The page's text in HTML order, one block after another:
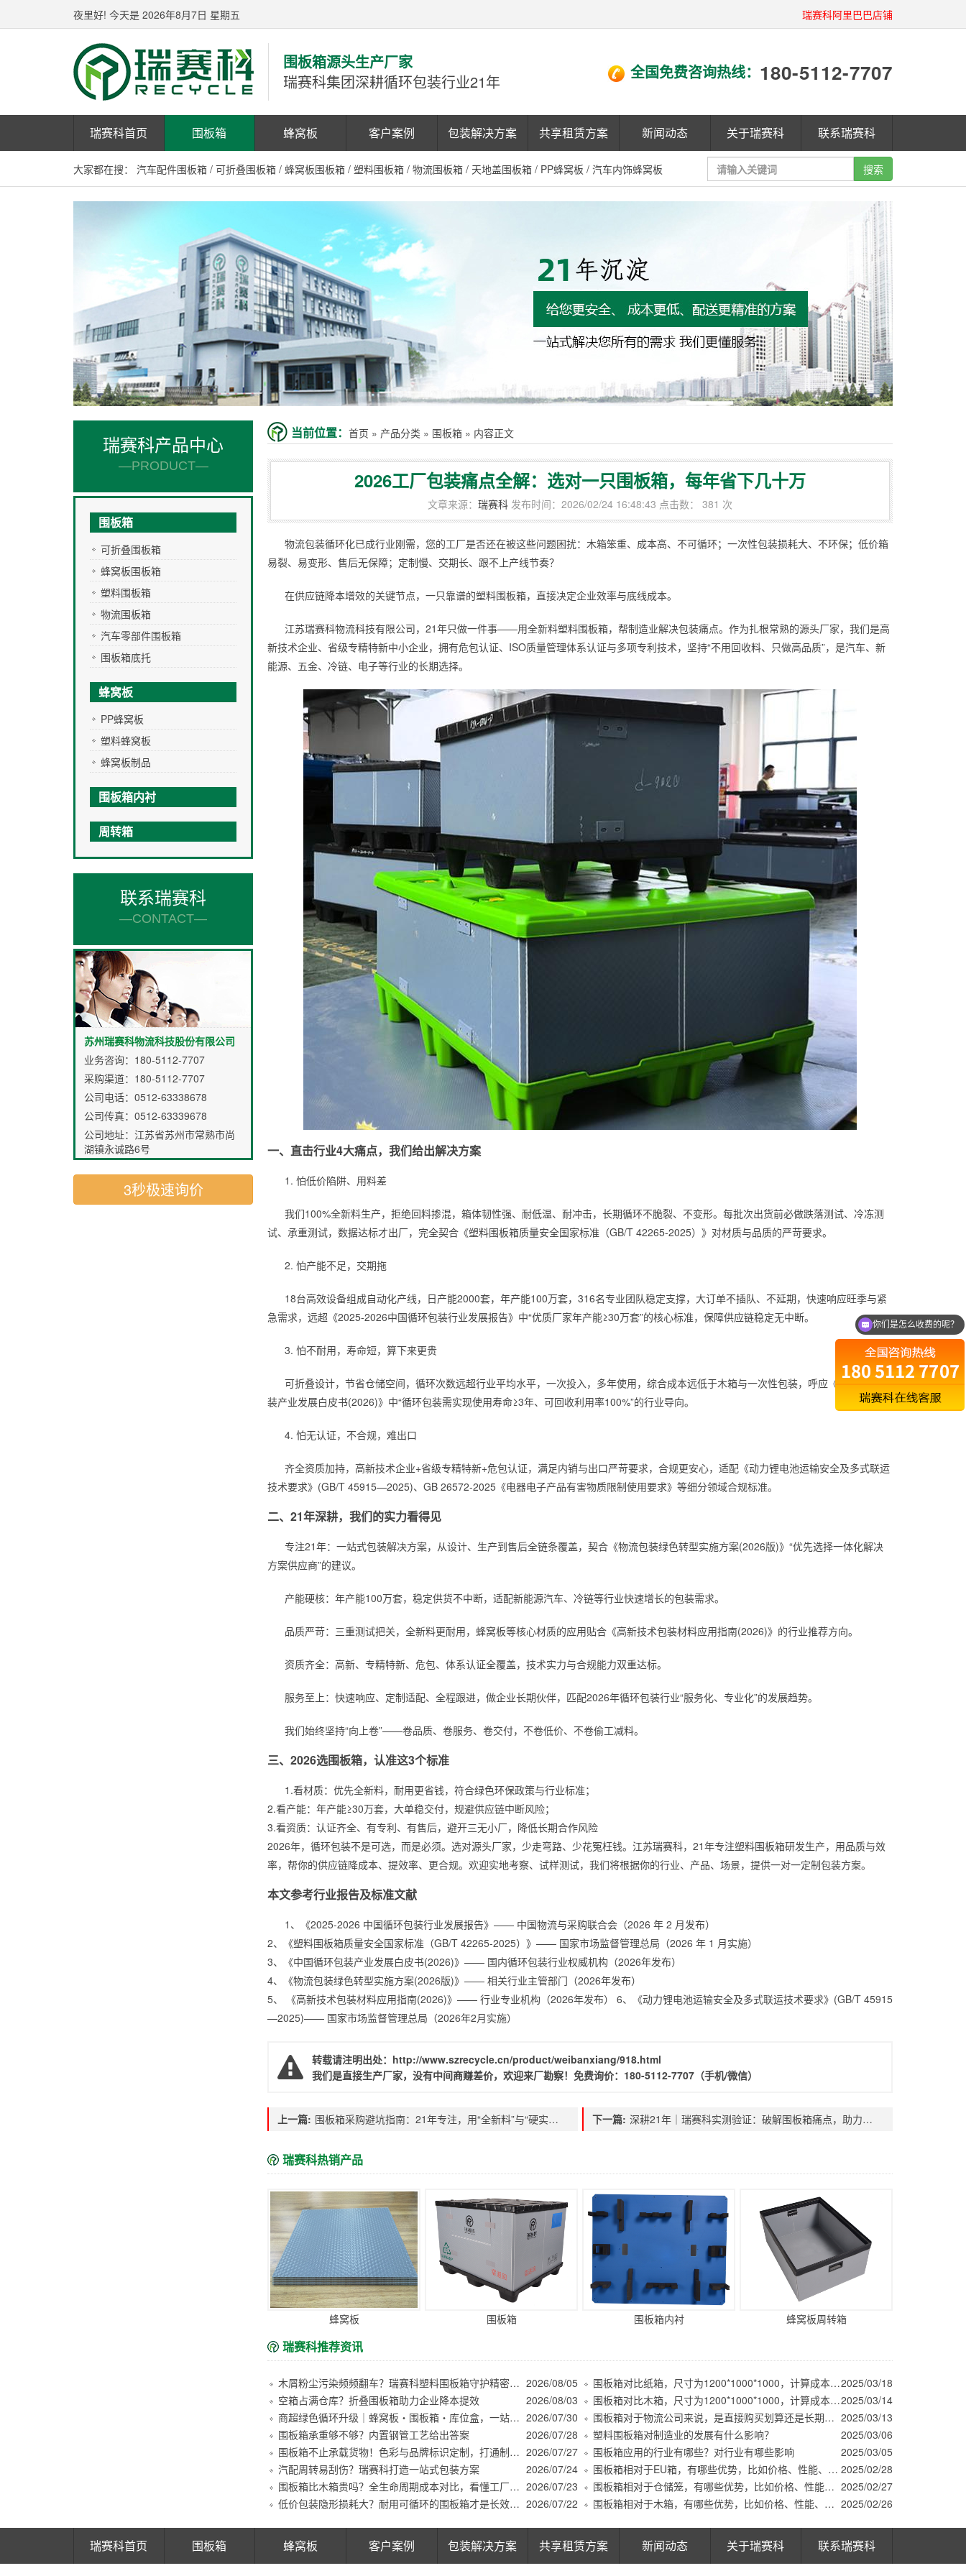
夜里好! 今天是 2026年8月7日 星期五 瑞赛科阿里巴巴店铺
围板箱源头生产厂家
瑞赛科集团深耕循环包装行业21年
全国免费咨询热线： 180-5112-7707
瑞赛科首页 围板箱 蜂窝板 客户案例 包装解决方案 共享租赁方案 新闻动态 关于瑞赛科 联系瑞赛科
大家都在搜： 汽车配件围板箱 / 可折叠围板箱 / 蜂窝板围板箱 / 塑料围板箱 / 物流围板箱 / 天地盖围板箱 / PP蜂窝板 / 汽车内饰蜂窝板
瑞赛科产品中心
—PRODUCT—
围板箱
可折叠围板箱
蜂窝板围板箱
塑料围板箱
物流围板箱
汽车零部件围板箱
围板箱底托
蜂窝板
PP蜂窝板
塑料蜂窝板
蜂窝板制品
围板箱内衬
周转箱
联系瑞赛科
—CONTACT—
苏州瑞赛科物流科技股份有限公司
业务咨询： 180-5112-7707
采购渠道： 180-5112-7707
公司电话：0512-63338678
公司传真：0512-63339678
公司地址：江苏省苏州市常熟市尚
湖镇永诚路6号
3秒极速询价
当前位置： 首页 » 产品分类 » 围板箱 » 内容正文
2026工厂包装痛点全解：选对一只围板箱，每年省下几十万
文章来源： 瑞赛科 发布时间：2026/02/24 16:48:43 点击数： 381 次
物流包装循环化已成行业刚需，您的工厂是否还在被这些问题困扰：木箱笨重、成本高、不可循环；一次性包装损耗大、不环保；低价箱
易裂、易变形、售后无保障；定制慢、交期长、跟不上产线节奏？
在供应链降本增效的关键节点，一只靠谱的塑料围板箱，直接决定企业效率与底线成本。
江苏瑞赛科物流科技有限公司，21年只做一件事——用全新料塑料围板箱，帮制造业解决包装痛点。作为扎根常熟的源头厂家，我们是高
新技术企业、省级专精特新中小企业，拥有危包认证、ISO质量管理体系认证与多项专利技术，坚持“不用回收料、只做高品质”，是汽车、新
能源、五金、冷链、电子等行业的长期选择。
一、直击行业4大痛点，我们给出解决方案
1. 怕低价陷阱、用料差
我们100%全新料生产，拒绝回料掺混，箱体韧性强、耐低温、耐冲击，长期循环不脆裂、不变形。每批次出货前必做跌落测试、冷冻测
试、承重测试，数据达标才出厂，完全契合《塑料围板箱质量安全国家标准（GB/T 42265-2025）》对材质与品质的严苛要求。
2. 怕产能不足，交期拖
18台高效设备组成自动化产线，日产能2000套，年产能100万套，316名专业团队稳定支撑，大订单不插队、不延期，快速响应旺季与紧
急需求，远超《2025-2026中国循环包装行业发展报告》中“优质厂家年产能≥30万套”的核心标准，保障供应链稳定无中断。
3. 怕不耐用，寿命短，算下来更贵
可折叠设计，节省仓储空间，循环次数远超行业平均水平，一次投入，多年使用，综合成本远低于木箱与一次性包装，呼应《中国循环包
装产业发展白皮书(2026)》中“循环包装需实现使用寿命≥3年、可回收利用率100%”的行业导向。
4. 怕无认证，不合规，难出口
齐全资质加持，高新技术企业+省级专精特新+危包认证，满足内销与出口严苛要求，合规更安心，适配《动力锂电池运输安全及多式联运
技术要求》(GB/T 45915—2025)、GB 26572-2025《电器电子产品有害物质限制使用要求》等细分领域合规标准。
二、21年深耕，我们的实力看得见
专注21年：一站式包装解决方案，从设计、生产到售后全链条覆盖，契合《物流包装绿色转型实施方案(2026版)》“优先选择一体化解决
方案供应商”的建议。
产能硬核：年产能100万套，稳定供货不中断，适配新能源汽车、冷链等行业快速增长的包装需求。
品质严苛：三重测试把关，全新料更耐用，蜂窝板等核心材质的应用贴合《高新技术包装材料应用指南(2026)》的行业推荐方向。
资质齐全：高新、专精特新、危包、体系认证全覆盖，技术实力与合规能力双重达标。
服务至上：快速响应、定制适配、全程跟进，做企业长期伙伴，匹配2026年循环包装行业“服务化、专业化”的发展趋势。
我们始终坚持“向上卷”——卷品质、卷服务、卷交付，不卷低价、不卷偷工减料。
三、2026选围板箱，认准这3个标准
1.看材质：优先全新料，耐用更省钱，符合绿色环保政策与行业标准；
2.看产能：年产能≥30万套，大单稳交付，规避供应链中断风险；
3.看资质：认证齐全、有专利、有售后，避开三无小厂，降低长期合作风险
2026年，循环包装不是可选，而是必须。选对源头厂家，少走弯路、少花冤枉钱。江苏瑞赛科，21年专注塑料围板箱研发生产，用品质与效
率，帮你的供应链降成本、提效率、更合规。欢迎实地考察、试样测试，我们将根据你的行业、产品、场景，提供一对一定制包装方案。
本文参考行业报告及标准文献
1、《2025-2026 中国循环包装行业发展报告》—— 中国物流与采购联合会（2026 年 2 月发布）
2、《塑料围板箱质量安全国家标准（GB/T 42265-2025）》—— 国家市场监督管理总局（2026 年 1 月实施）
3、《中国循环包装产业发展白皮书(2026)》—— 国内循环包装行业权威机构（2026年发布）
4、《物流包装绿色转型实施方案(2026版)》—— 相关行业主管部门（2026年发布）
5、 《高新技术包装材料应用指南(2026)》—— 行业专业机构（2026年发布） 6、《动力锂电池运输安全及多式联运技术要求》(GB/T 45915
—2025)—— 国家市场监督管理总局（2026年2月实施）
转载请注明出处： http://www.szrecycle.cn/product/weibanxiang/918.html
我们是直接生产厂家，没有中间商赚差价，欢迎来厂勘察！免费询价： 180-5112-7707 （手机/微信）
上一篇: 围板箱采购避坑指南：21年专注，用“全新料”与“硬实力”为您筑牢供应链防线 下一篇: 深耕21年｜瑞赛科实测验证：破解围板箱痛点，助力企业降本合规出海
瑞赛科热销产品
蜂窝板 围板箱 围板箱内衬 蜂窝板周转箱
瑞赛科推荐资讯
木屑粉尘污染频频翻车？瑞赛科塑料围板箱守护精密件洁净周转 2026/08/05
空箱占满仓库？折叠围板箱助力企业降本提效
2026/08/03
商超绿色循环升级｜蜂窝板・围板箱・库位盒，一站式解决仓储周转痛点 2026/07/30
围板箱承重够不够？内置钢管工艺给出答案
2026/07/28
围板箱不止承载货物！色彩与品牌标识定制，打通制造业物流管理堵点 2026/07/27
汽配周转易刮伤？瑞赛科打造一站式包装方案
2026/07/24
围板箱比木箱贵吗？全生命周期成本对比，看懂工厂真实降本逻辑 2026/07/23
低价包装隐形损耗大？耐用可循环的围板箱才是长效降本 2026/07/22
围板箱对比纸箱，尺寸为1200*1000*1000，计算成本看哪个更划算2025/03/18
围板箱对比木箱，尺寸为1200*1000*1000，计算成本看哪个更划算2025/03/14
围板箱对于物流公司来说，是直接购买划算还是长期租赁划算？ 2025/03/13
塑料围板箱对制造业的发展有什么影响？
2025/03/06
围板箱应用的行业有哪些？对行业有哪些影响
2025/03/05
围板箱相对于EU箱，有哪些优势，比如价格、性能、使用方式等等方面 2025/02/28
围板箱相对于仓储笼，有哪些优势，比如价格、性能、使用方式等等方面 2025/02/27
围板箱相对于木箱，有哪些优势，比如价格、性能、使用方式等等方面 2025/02/26
瑞赛科首页 围板箱 蜂窝板 客户案例 包装解决方案 共享租赁方案 新闻动态 关于瑞赛科 联系瑞赛科
你们是怎么收费的呢？